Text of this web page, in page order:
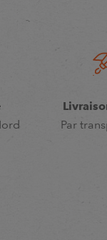
Par